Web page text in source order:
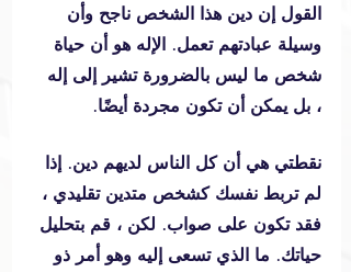
القول إن دين هذا الشخص ناجح وأن
وسيلة عبادتهم تعمل. الإله هو أن حياة
شخص ما ليس بالضرورة تشير إلى إله
، بل يمكن أن تكون مجردة أيضًا.
نقطتي هي أن كل الناس لديهم دين. إذا
لم تربط نفسك كشخص متدين تقليدي ،
فقد تكون على صواب. لكن ، قم بتحليل
حياتك. ما الذي تسعى إليه وهو أمر ذو